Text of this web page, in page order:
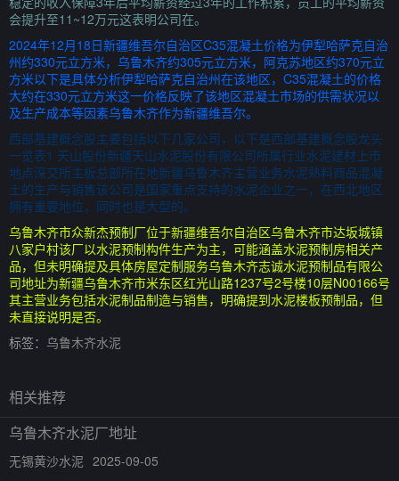
会提升至11~12万元这表明公司在。
2024年12月18日新疆维吾尔自治区C35混凝土价格为伊犁哈萨克自治
州约330元立方米，乌鲁木齐约305元立方米，阿克苏地区约370元立
方米以下是具体分析伊犁哈萨克自治州在该地区，C35混凝土的价格
大约在330元立方米这一价格反映了该地区混凝土市场的供需状况以
及生产成本等因素乌鲁木齐作为新疆维吾尔。
西部基建概念股主要包括以下几家公司，以下是西部基建概念股龙头
一览表1 天山股份新疆天山水泥股份有限公司所属行业水泥建材上市
地点深交所主板总部所在地新疆乌鲁木齐主营业务水泥熟料商品混凝
土的生产与销售该公司是国家重点支持的水泥企业之一，在西北地区
拥有重要地位，同时也是大型的。
乌鲁木齐市众新杰预制厂位于新疆维吾尔自治区乌鲁木齐市达坂城镇
八家户村该厂以水泥预制构件生产为主，可能涵盖水泥预制房相关产
品，但未明确提及具体房屋定制服务乌鲁木齐志诚水泥预制品有限公
司地址为新疆乌鲁木齐市米东区红光山路1237号2号楼10层N00166号
其主营业务包括水泥制品制造与销售，明确提到水泥楼板预制品，但
未直接说明是否。
标签： 乌鲁木齐水泥
相关推荐
乌鲁木齐水泥厂地址
无锡黄沙水泥 2025-09-05